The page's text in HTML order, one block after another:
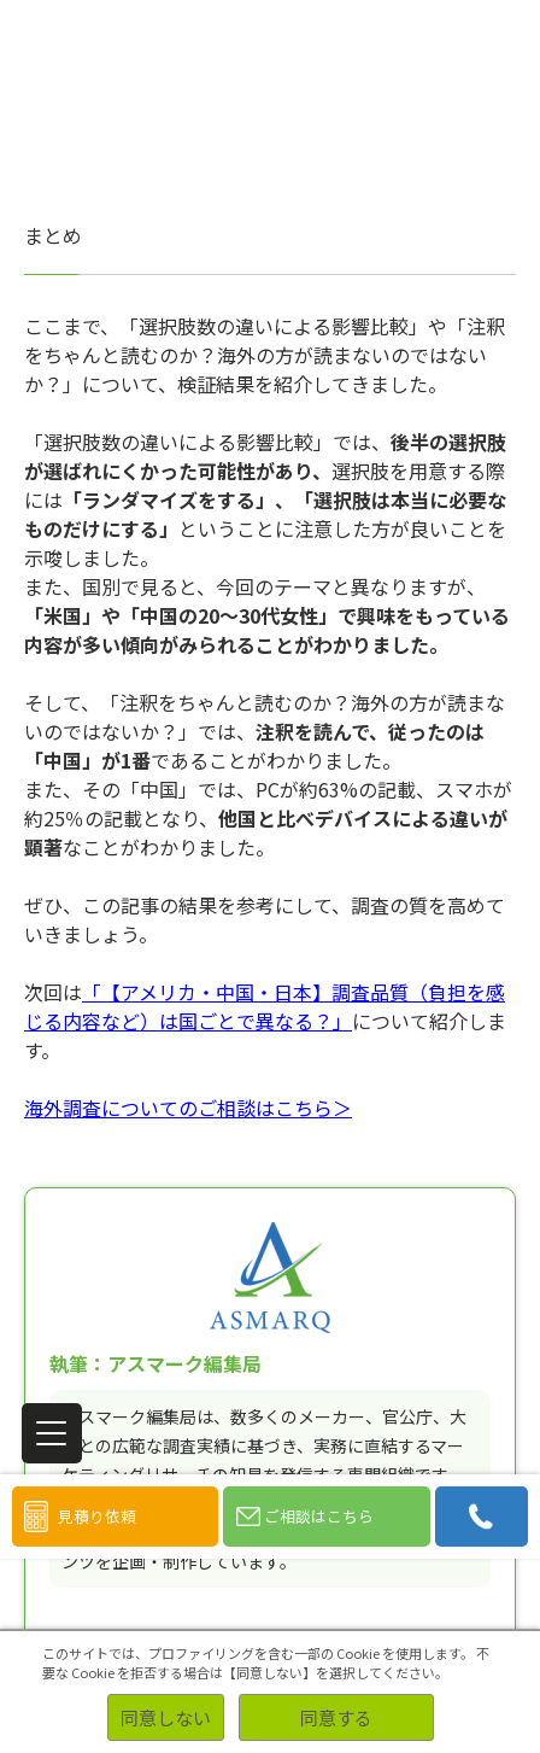
まとめ
ここまで、「選択肢数の違いによる影響比較」や「注釈
をちゃんと読むのか？海外の方が読まないのではない
か？」について、検証結果を紹介してきました。
「選択肢数の違いによる影響比較」では、 後半の選択肢
が選ばれにくかった可能性があり、 選択肢を用意する際
には 「ランダマイズをする」、「選択肢は本当に必要な
ものだけにする」 ということに注意した方が良いことを
示唆しました。
また、国別で見ると、今回のテーマと異なりますが、
「米国」や「中国の20～30代女性」で興味をもっている
内容が多い傾向がみられることがわかりました。
そして、「注釈をちゃんと読むのか？海外の方が読まな
いのではないか？」では、 注釈を読んで、従ったのは
「中国」が1番であることがわかりました。
また、その「中国」では、PCが約63%の記載、スマホが
約25％の記載となり、 他国と比べデバイスによる違いが
顕著なことがわかりました。
ぜひ、この記事の結果を参考にして、調査の質を高めて
いきましょう。
次回は 「【アメリカ・中国・日本】調査品質（負担を感
じる内容など）は国ごとで異なる？」 について紹介しま
す。
海外調査についてのご相談はこちら＞
執筆：アスマーク編集局
アスマーク編集局は、数多くのメーカー、官公庁、大
学との広範な調査実績に基づき、実務に直結するマー
ケティングリサーチの知見を発信する専門組織です。
単なる手法の解説に留まらず、「現場で求められる判
断基準」や「実務上の留意点」を網羅した専門コンテ
ンツを企画・制作しています。
普及活動の実績
調査・分析に関する自社セミナーは累計参加者26,000人を
突破。関連資料の利用者は11,000人を超えています
（※2026年現在）。
見積り依頼 ご相談はこちら
このサイトでは、プロファイリングを含む一部の Cookie を使用します。 不
要な Cookie を拒否する場合は【同意しない】を選択してください。
同意しない 同意する